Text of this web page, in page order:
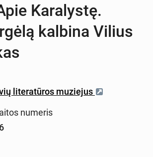
Karalystę.
kalbina Vilius
literatūros muziejus
numeris